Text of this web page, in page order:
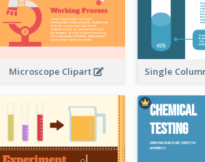
Microscope Clipart